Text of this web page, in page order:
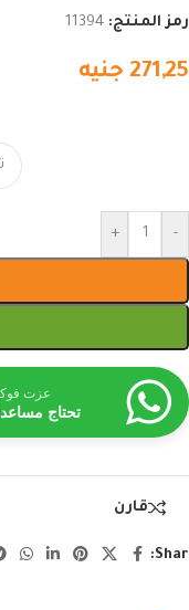
رمز المنتج: 11394
271,25 جنيه
-
+
عزت
تحتاج
قارن